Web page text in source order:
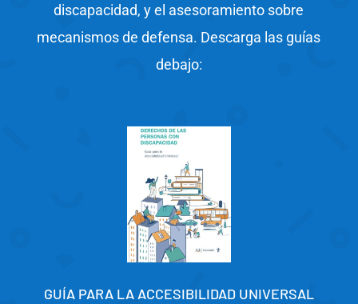
discapacidad, y el asesoramiento sobre
mecanismos de defensa. Descarga las guías
debajo:
GUÍA PARA LA ACCESIBILIDAD UNIVERSAL